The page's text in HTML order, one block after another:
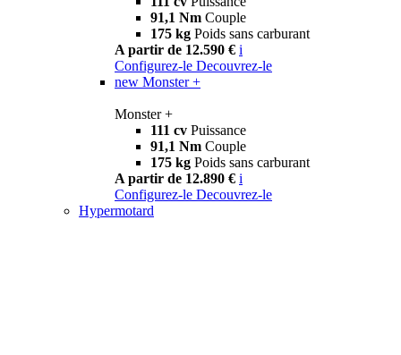
91,1 Nm Couple
175 kg Poids sans carburant
A partir de 12.590 € i
Configurez-le Decouvrez-le
new Monster +
Monster +
111 cv Puissance
91,1 Nm Couple
175 kg Poids sans carburant
A partir de 12.890 € i
Configurez-le Decouvrez-le
Hypermotard